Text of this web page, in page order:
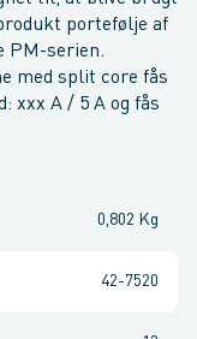
portefølje af
PM-serien.
med split core fås
xxx A / 5 A og fås
0,802 Kg
42-7520